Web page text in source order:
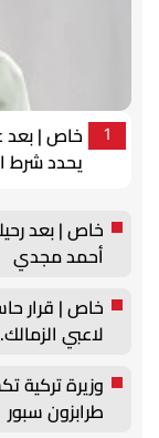
1
خاص | بعد
يحدد شرط
خاص | بعد
أحمد مجدي
خاص | قرار
لاعبي
وزيرة تركية
طرابزون سبور